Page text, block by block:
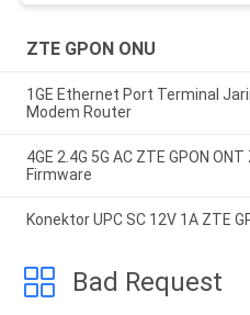
ZTE GPON ONU
1GE Ethernet Port Terminal
Modem Router
4GE 2.4G 5G AC ZTE GPON
Firmware
Konektor UPC SC 12V 1A ZTE
Bad Request